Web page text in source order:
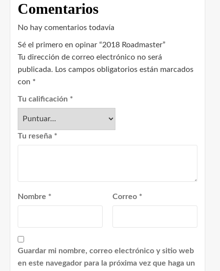
Comentarios
No hay comentarios todavía
Sé el primero en opinar “2018 Roadmaster”
Tu dirección de correo electrónico no será
publicada. Los campos obligatorios están marcados
con *
Tu calificación *
Tu reseña *
Nombre * Correo *
Guardar mi nombre, correo electrónico y sitio web
en este navegador para la próxima vez que haga un